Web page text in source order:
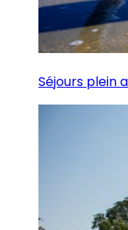
Séjours plein